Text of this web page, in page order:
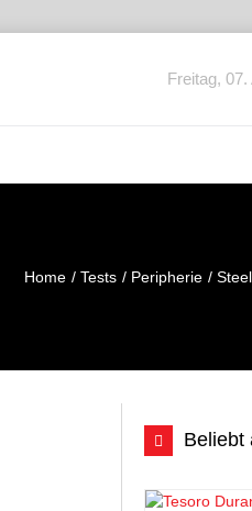
Freitag,
Home Tests Peripherie
Beliebt